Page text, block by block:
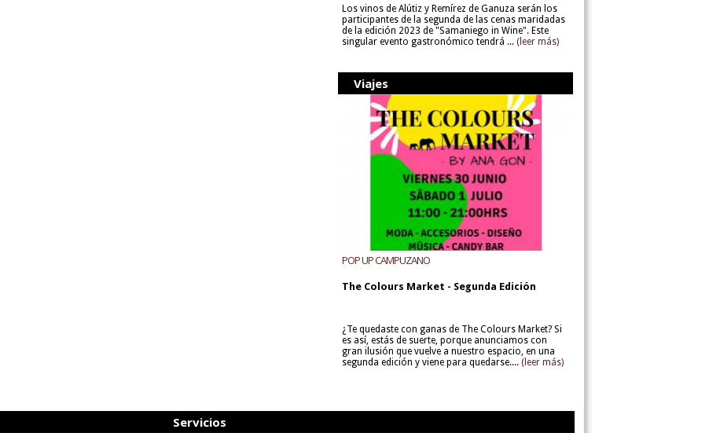
Los vinos de Alútiz y Remírez de Ganuza serán los
participantes de la segunda de las cenas maridadas
de la edición 2023 de "Samaniego in Wine". Este
singular evento gastronómico tendrá ... (leer más)
Viajes
POP UP CAMPUZANO
The Colours Market - Segunda Edición
¿Te quedaste con ganas de The Colours Market? Si
es así, estás de suerte, porque anunciamos con
gran ilusión que vuelve a nuestro espacio, en una
segunda edición y viene para quedarse.... (leer más)
Servicios